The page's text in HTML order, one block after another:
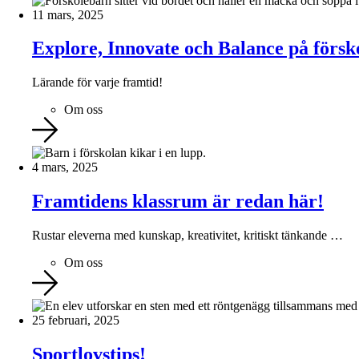
11 mars, 2025
Explore, Innovate och Balance på
Lärande för varje framtid!
Om oss
4 mars, 2025
Framtidens klassrum är redan här!
Rustar eleverna med kunskap, kreativitet, kritiskt tänkande …
Om oss
25 februari, 2025
Sportlovstips!